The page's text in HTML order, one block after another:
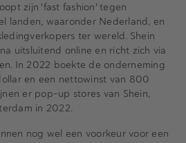
zijn 'fast fashion' tegen
landen, waaronder Nederland, en
ter wereld. Shein
uitsluitend online en richt zich via
In 2022 boekte de onderneming
en een nettowinst van 800
er pop-up stores van Shein,
in 2022.
nog wel een voorkeur voor een